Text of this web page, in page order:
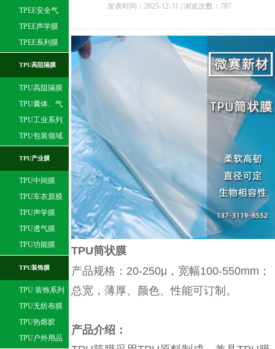
TPEE安全气
囊膜
TPEE声学膜
TPEE系列膜
TPU高阻隔膜
TPU高阻隔膜
TPU囊体、气
球膜
TPU工业系列
TPU包装领域
TPU产业膜
TPU中间膜
TPU车衣原膜
TPU声学膜
TPU透气膜
TPU功能膜
TPU装饰膜
TPU 装饰系列
TPU无纺布膜
TPU热熔胶
TPU户外用品
发表时间：2025-12-31 | 浏览次数： 787
TPU筒状膜
产品规格：20-250μ，宽幅100-550mm；
总宽，薄厚、颜色、性能可订制。
产品介绍：